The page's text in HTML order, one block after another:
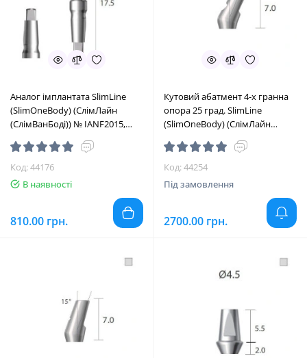
Аналог імплантата SlimLine
(SlimOneBody) (СлімЛайн
(СлімВанБоді)) № IANF2015,
1шт вис.= 17.3 мм (Dentium/
Дентіум)
Код: 44176
В наявності
810.00 грн.
Кутовий абатмент 4-х гранна
опора 25 град. SlimLine
(SlimOneBody) (СлімЛайн
(СлімВанБоді)) № IUA253720,
1шт вис.= 7.0 мм; вис.ясен.= 2.0
мм (Dentium/Дентіум)
Код: 44254
Під замовлення
2700.00 грн.